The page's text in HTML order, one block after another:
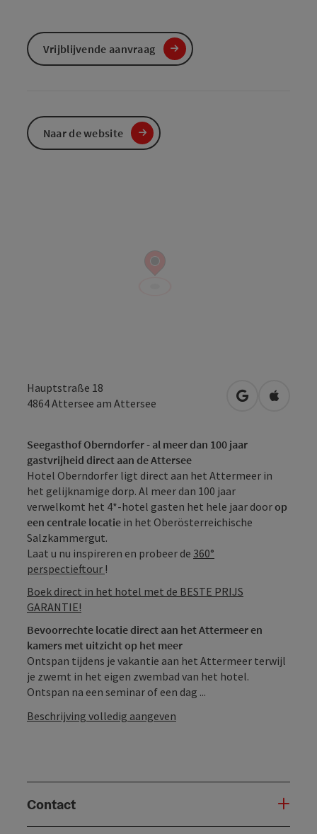
Hauptstraße 18
4864Attersee am Attersee Openen in
Seegasthof Oberndorfer - al meer dan 100 jaar
gastvrijheid direct aan de Attersee
Hotel Oberndorfer ligt direct aan het Attermeer in
het gelijknamige dorp. Al meer dan 100 jaar
verwelkomt het 4*-hotel gasten het hele jaar doorop
een centrale locatie in het Oberösterreichische
Salzkammergut.
Laat u nu inspireren en probeer de 360°
perspectieftour !
Boek direct in het hotel met de BESTE PRIJS
GARANTIE!
Bevoorrechte locatie direct aan het Attermeer en
kamers met uitzicht op het meer
Ontspan tijdens je vakantie aan het Attermeer terwijl
je zwemt in het eigen zwembad van het hotel.
Ontspan na een seminar of een dag ...
Beschrijving volledig aangeven
Contact
Vrijblijvende aanvraag
Naar de website